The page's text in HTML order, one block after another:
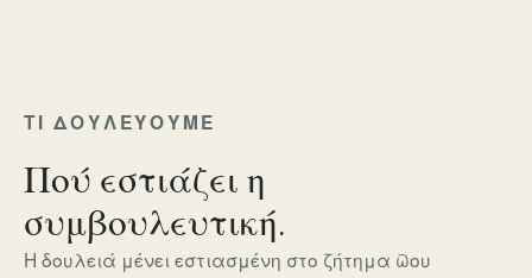
ΤΙ ΔΟΥΛΕΎΟΥΜΕ
Πού εστιάζει η
συμβουλευτική.
Η δουλειά μένει εστιασμένη στο ζήτημα που